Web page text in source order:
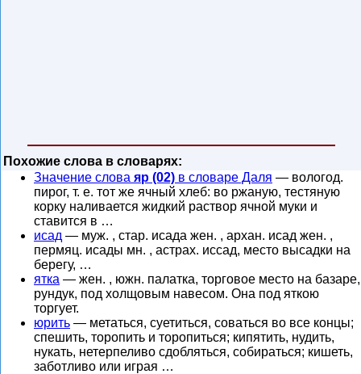
Похожие слова в словарях:
Значение слова яр (02) в словаре Даля — вологод.
пирог, т. е. тот же ячный хлеб: во ржаную, тестяную
корку наливается жидкий раствор ячной муки и
ставится в …
исад — муж. , стар. исада жен. , архан. исад жен. ,
пермяц. исады мн. , астрах. иссад, место высадки на
берегу, …
ятка — жен. , южн. палатка, торговое место на базаре,
рундук, под холщовым навесом. Она под яткою
торгует.
юрить — метаться, суетиться, соваться во все концы;
спешить, торопить и торопиться; кипятить, нудить,
нукать, нетерпеливо сдобляться, собираться; кишеть,
заботливо или играя …